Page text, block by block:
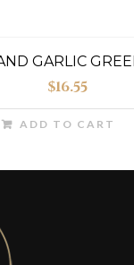
GARLIC
$16.55
ADD TO CART